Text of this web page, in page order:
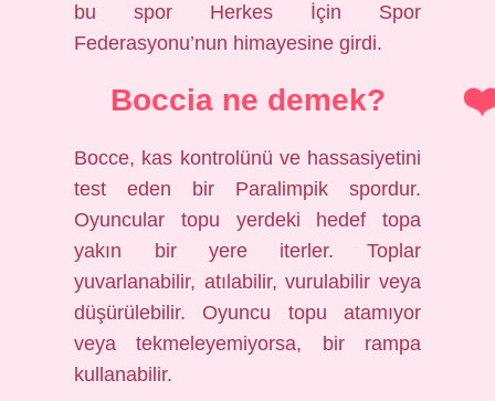
bu spor Herkes İçin Spor
Federasyonu’nun himayesine girdi.
Boccia ne demek?
Bocce, kas kontrolünü ve hassasiyetini
test eden bir Paralimpik spordur.
Oyuncular topu yerdeki hedef topa
yakın bir yere iterler. Toplar
yuvarlanabilir, atılabilir, vurulabilir veya
düşürülebilir. Oyuncu topu atamıyor
veya tekmeleyemiyorsa, bir rampa
kullanabilir.